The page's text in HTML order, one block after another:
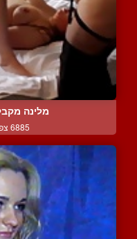
מלינה
6885 צפיות